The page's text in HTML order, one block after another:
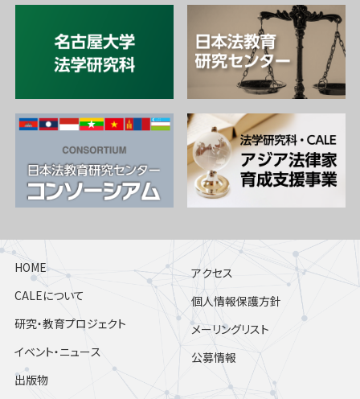
HOME
CALEについて
研究・教育プロジェクト
イベント・ニュース
出版物
アクセス
個人情報保護方針
メーリングリスト
公募情報